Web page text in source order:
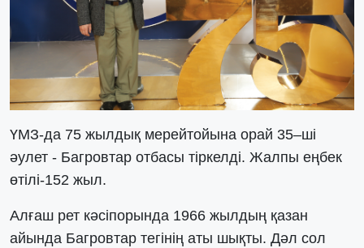
ҮМЗ-да 75 жылдық мерейтойына орай 35–ші
әулет - Багровтар отбасы тіркелді. Жалпы еңбек
өтілі-152 жыл.
Алғаш рет кәсіпорында 1966 жылдың қазан
айында Багровтар тегінің аты шықты. Дәл сол